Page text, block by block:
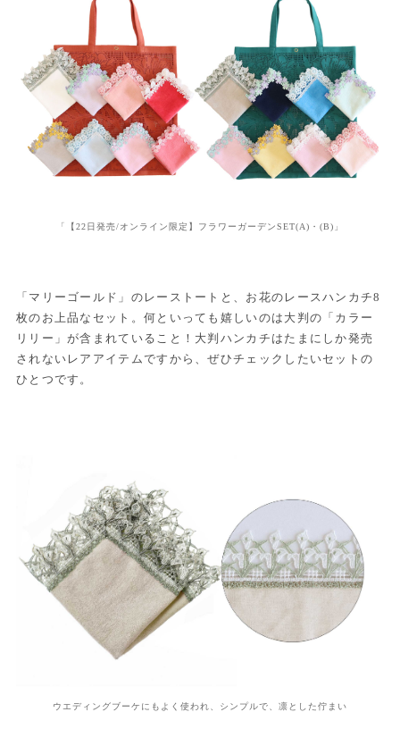
「【22日発売/オンライン限定】フラワーガーデンSET(A)・(B)」
「マリーゴールド」のレーストートと、お花のレースハンカチ8
枚のお上品なセット。何といっても嬉しいのは大判の「カラー
リリー」が含まれていること！大判ハンカチはたまにしか発売
されないレアアイテムですから、ぜひチェックしたいセットの
ひとつです。
ウエディングブーケにもよく使われ、シンプルで、凛とした佇まい